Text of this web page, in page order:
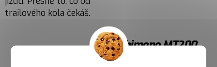
trailového kola čekáš.
Shimano MT200